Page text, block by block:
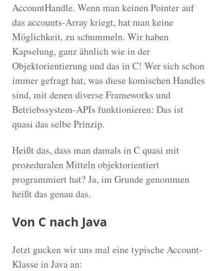
AccountHandle. Wenn man keinen Pointer auf
das accounts-Array kriegt, hat man keine
Möglichkeit, zu schummeln. Wir haben
Kapselung, ganz ähnlich wie in der
Objektorientierung und das in C! Wer sich schon
immer gefragt hat, was diese komischen Handles
sind, mit denen diverse Frameworks und
Betriebssystem-APIs funktionieren: Das ist
quasi das selbe Prinzip.
Heißt das, dass man damals in C quasi mit
prozeduralen Mitteln objektorientiert
programmiert hat? Ja, im Grunde genommen
heißt das genau das.
Von C nach Java
Jetzt gucken wir uns mal eine typische Account-
Klasse in Java an: